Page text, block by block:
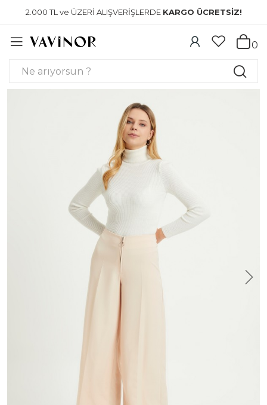
2.000 TL ve ÜZERİ ALIŞVERİŞLERDE KARGO ÜCRETSİZ!
0